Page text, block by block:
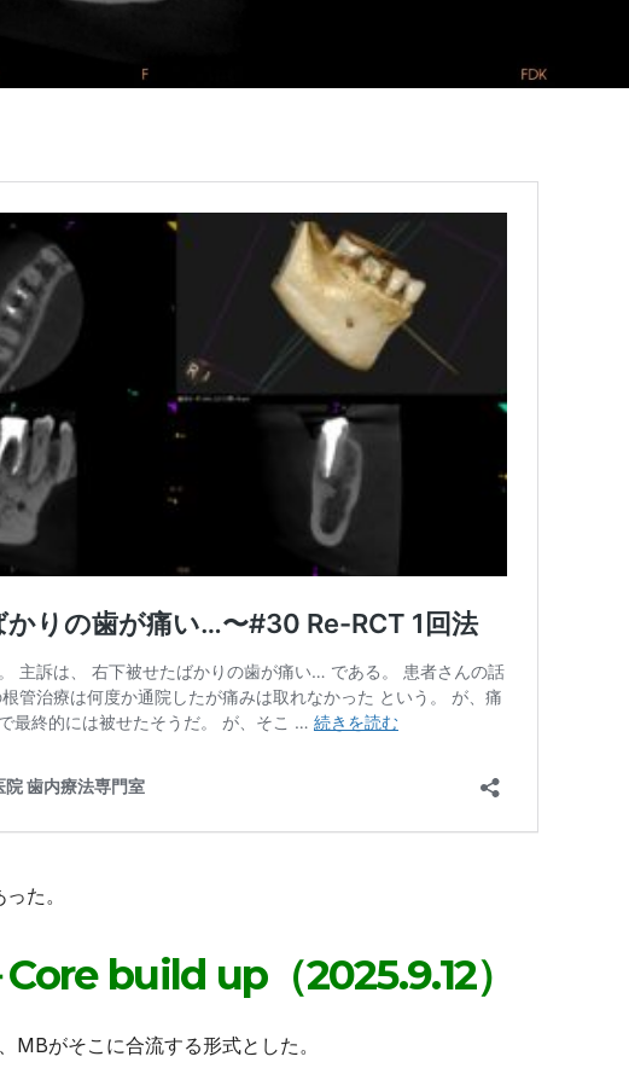
た。
build up（2025.9.12）
MBがそこに合流する形式とした。